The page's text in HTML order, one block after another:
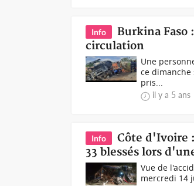
Info
Burkina Faso
circulation
Une
ce dimanche
pris...
il y a 5 ans
Info
Côte d'Ivoire
33 blessés lors
Vue de
mercredi 14